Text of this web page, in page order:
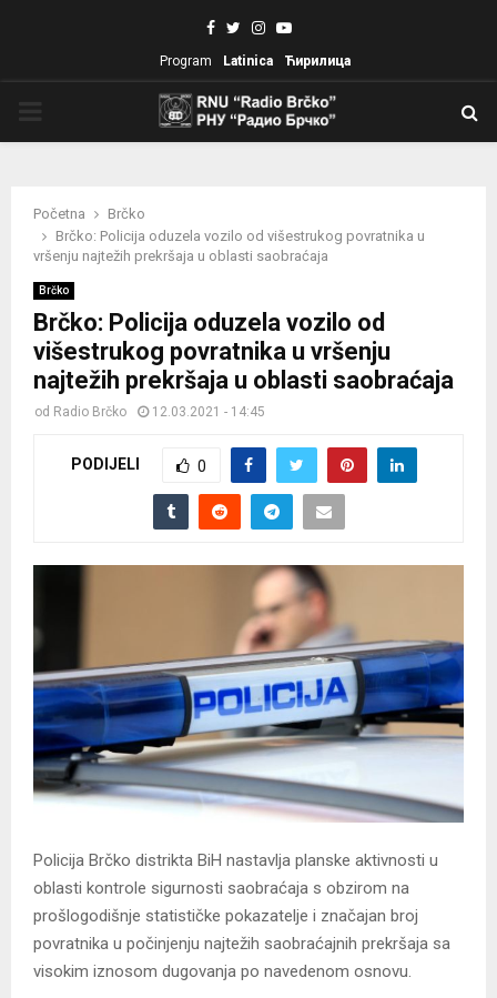
Facebook
TwitterInstagram
Youtube
Program Latinica Ћирилица
Početna
Brčko
Brčko: Policija oduzela vozilo od višestrukog povratnika u
vršenju najtežih prekršaja u oblasti saobraćaja
Brčko
Brčko: Policija oduzela vozilo od
višestrukog povratnika u vršenju
najtežih prekršaja u oblasti saobraćaja
od Radio Brčko 12.03.2021 - 14:45
PODIJELI 0
Policija Brčko distrikta BiH nastavlja planske aktivnosti u
oblasti kontrole sigurnosti saobraćaja s obzirom na
prošlogodišnje statističke pokazatelje i značajan broj
povratnika u počinjenju najtežih saobraćajnih prekršaja sa
visokim iznosom dugovanja po navedenom osnovu.